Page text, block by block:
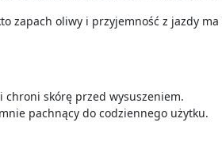
zapach oliwy i przyjemność z jazdy
chroni skórę przed wysuszeniem.
pachnący do codziennego użytku.